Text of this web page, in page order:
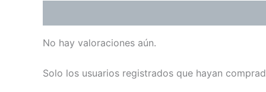
No hay valoraciones aún.
Solo los usuarios registrados que hayan